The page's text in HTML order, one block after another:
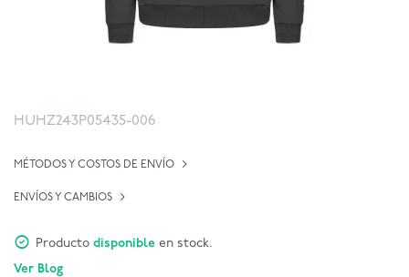
HUHZ243P05435-006
MÉTODOS Y COSTOS DE ENVÍO
ENVÍOS Y CAMBIOS
Producto disponible en stock.
Ver Blog